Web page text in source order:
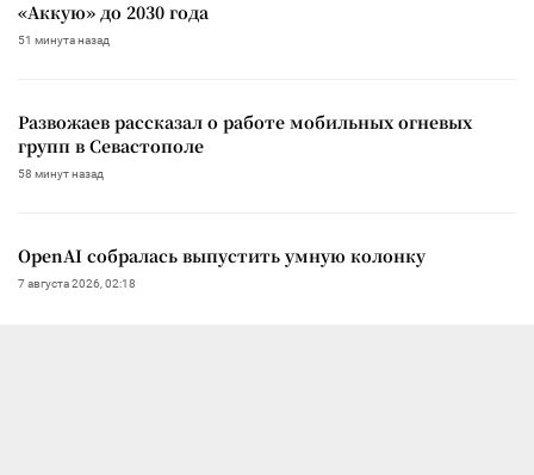
«Аккую» до 2030 года
51 минута назад
Развожаев рассказал о работе мобильных огневых
групп в Севастополе
58 минут назад
OpenAI собралась выпустить умную колонку
7 августа 2026, 02:18